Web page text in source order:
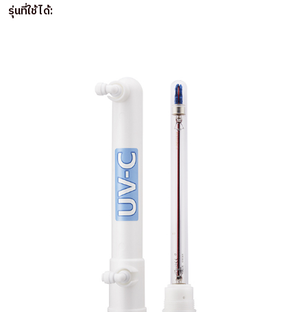
รุ่นที่ใช้ได้: